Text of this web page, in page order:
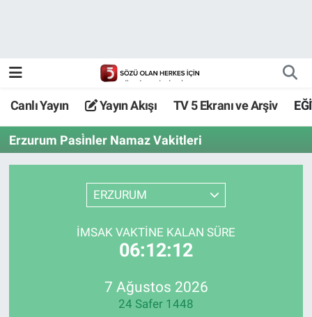
Canlı Yayın Yayın Akışı TV 5 Ekranı ve Arşiv
Erzurum Pasi̇nler Namaz Vakitleri
ERZURUM
İMSAK VAKTİNE KALAN SÜRE
06:12:12
7 Ağustos 2026
24 Safer 1448
TV 5 Ekranı ve Arşiv